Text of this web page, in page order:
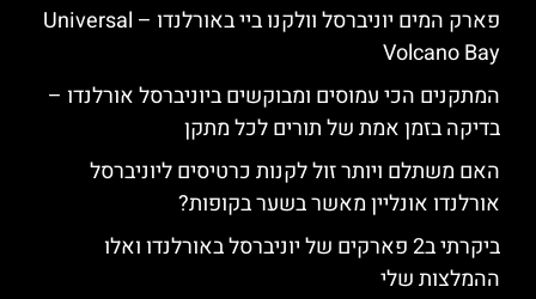
פארק המים יוניברסל וולקנו ביי באורלנדו – Universal
Volcano Bay
המתקנים הכי עמוסים ומבוקשים ביוניברסל אורלנדו –
בדיקה בזמן אמת של תורים לכל מתקן
האם משתלם ויותר זול לקנות כרטיסים ליוניברסל
אורלנדו אונליין מאשר בשער בקופות?
ביקרתי ב2 פארקים של יוניברסל באורלנדו ואלו
ההמלצות שלי